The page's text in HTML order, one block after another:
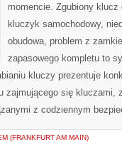
momencie. Zgubiony
kluczyk samochodowy,
obudowa, problem z
zapasowego kompletu to
kluczy prezentuje
zajmującego się kluczami,
z codziennym
(FRANKFURT AM MAIN)